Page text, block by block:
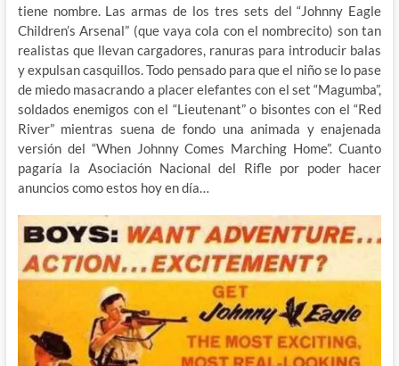
tiene nombre. Las armas de los tres sets del “Johnny Eagle
Children’s Arsenal” (que vaya cola con el nombrecito) son tan
realistas que llevan cargadores, ranuras para introducir balas
y expulsan casquillos. Todo pensado para que el niño se lo pase
de miedo masacrando a placer elefantes con el set “Magumba”,
soldados enemigos con el “Lieutenant” o bisontes con el “Red
River” mientras suena de fondo una animada y enajenada
versión del “When Johnny Comes Marching Home”. Cuanto
pagaría la Asociación Nacional del Rifle por poder hacer
anuncios como estos hoy en día…